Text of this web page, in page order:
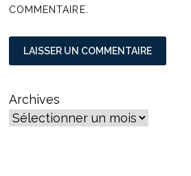
COMMENTAIRE.
Archives